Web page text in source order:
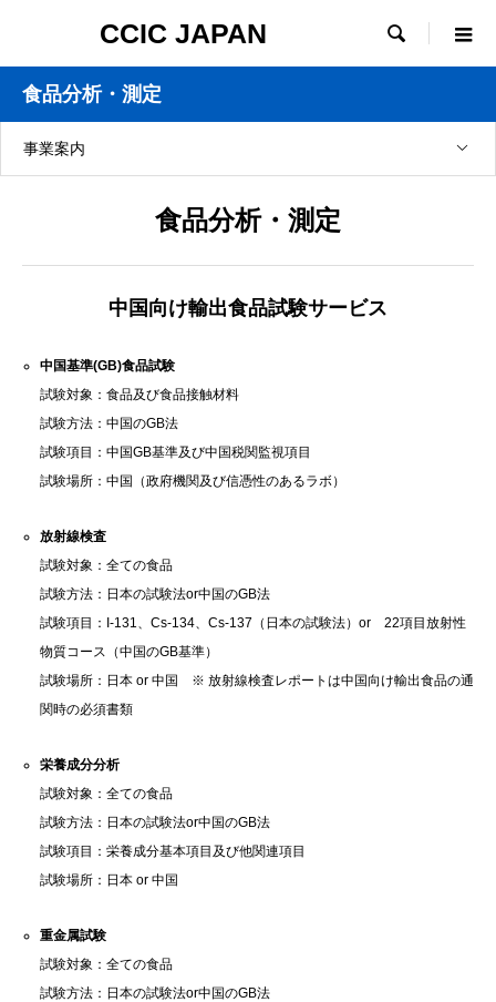
CCIC JAPAN 
食品分析・測定
事業案内
食品分析・測定
中国向け輸出食品試験サービス
中国基準(GB)食品試験
試験対象：食品及び食品接触材料
試験方法：中国のGB法
試験項目：中国GB基準及び中国税関監視項目
試験場所：中国（政府機関及び信憑性のあるラボ）
放射線検査
試験対象：全ての食品
試験方法：日本の試験法or中国のGB法
試験項目：I-131、Cs-134、Cs-137（日本の試験法）or 22項目放射性
物質コース（中国のGB基準）
試験場所：日本 or 中国 ※ 放射線検査レポートは中国向け輸出食品の通
関時の必須書類
栄養成分分析
試験対象：全ての食品
試験方法：日本の試験法or中国のGB法
試験項目：栄養成分基本項目及び他関連項目
試験場所：日本 or 中国
重金属試験
試験対象：全ての食品
試験方法：日本の試験法or中国のGB法